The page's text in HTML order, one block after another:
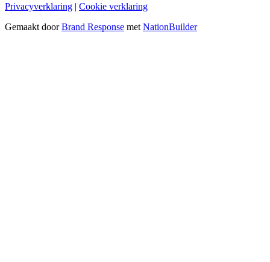
Privacyverklaring | Cookie verklaring
Gemaakt doorBrand Response met NationBuilder